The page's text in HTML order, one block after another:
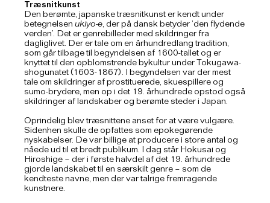
Træsnitkunst
Den berømte, japanske træsnitkunst er kendt under
betegnelsen ukiyo-e, der på dansk betyder ’den flydende
verden’. Det er genrebilleder med skildringer fra
dagliglivet. Der er tale om en århundredlang tradition,
som går tilbage til begyndelsen af 1600-tallet og er
knyttet til den opblomstrende bykultur under Tokugawa-
shogunatet (1603-1867). I begyndelsen var der mest
tale om skildringer af prostituerede, skuespillere og
sumo-brydere, men op i det 19. århundrede opstod også
skildringer af landskaber og berømte steder i Japan.
Oprindelig blev træsnittene anset for at være vulgære.
Sidenhen skulle de opfattes som epokegørende
nyskabelser. De var billige at producere i store antal og
nåede ud til et bredt publikum. I dag står Hokusai og
Hiroshige – der i første halvdel af det 19. århundrede
gjorde landskabet til en særskilt genre – som de
kendteste navne, men der var talrige fremragende
kunstnere.